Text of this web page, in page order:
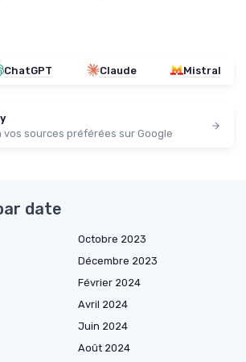
ChatGPT Claude Mistral
sources préférées sur Google
date
Octobre 2023
Décembre 2023
Février 2024
Avril 2024
Juin 2024
Août 2024